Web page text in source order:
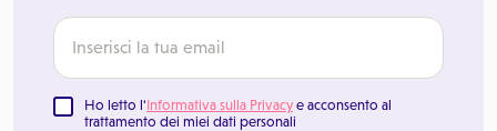
Ho letto l'Informativa sulla Privacy e acconsento al
trattamento dei miei dati personali